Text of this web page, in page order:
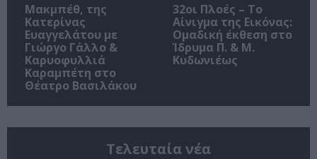
Μακμπέθ, της
Κατερίνας
Ευαγγελάτου με
Γιώργο Γάλλο &
Καρυοφυλλιά
Καραμπέτη στο
Θέατρο Βασιλάκου
32οι Πλοές – Το
Αίνιγμα της Εικόνας:
Ομαδική έκθεση στο
Ίδρυμα Π. & Μ.
Κυδωνιέως
Τελευταία νέα